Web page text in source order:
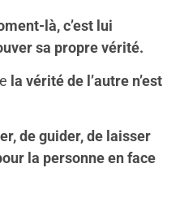
là, c’est lui
sa propre vérité.
la vérité de l’autre n’est
de guider, de laisser
la personne en face